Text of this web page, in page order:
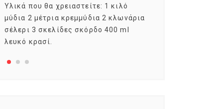
Υλικά που θα χρειαστείτε: 1 κιλό
μύδια 2 μέτρια κρεμμύδια 2 κλωνάρια
σέλερι 3 σκελίδες σκόρδο 400 ml
λευκό κρασί.